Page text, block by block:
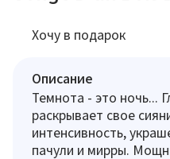
Хочу в подарок
Описание
Темнота - это ночь...
раскрывает свое
интенсивность,
пачули и мирры.